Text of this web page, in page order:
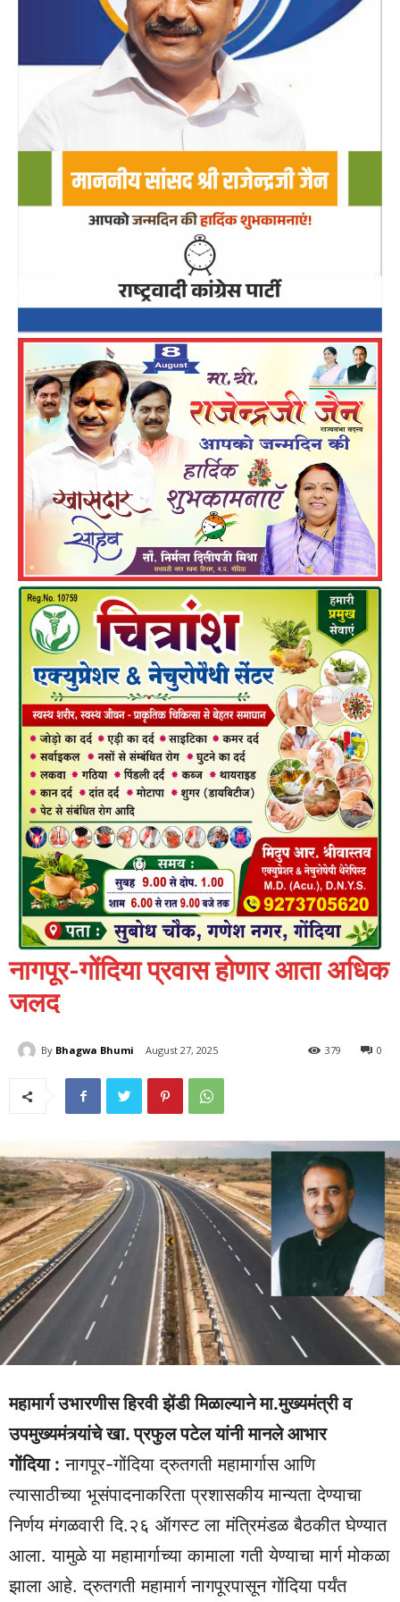
नागपूर-गोंदिया प्रवास होणार आता अधिक
जलद
By Bhagwa Bhumi August 27, 2025 0
379
महामार्ग उभारणीस हिरवी झेंडी मिळाल्याने मा.मुख्यमंत्री व
उपमुख्यमंत्र्यांचे खा. प्रफुल पटेल यांनी मानले आभार
गोंदिया : नागपूर-गोंदिया द्रुतगती महामार्गास आणि
त्यासाठीच्या भूसंपादनाकरिता प्रशासकीय मान्यता देण्याचा
निर्णय मंगळवारी दि.२६ ऑगस्ट ला मंत्रिमंडळ बैठकीत घेण्यात
आला. यामुळे या महामार्गाच्या कामाला गती येण्याचा मार्ग मोकळा
झाला आहे. द्रुतगती महामार्ग नागपूरपासून गोंदिया पर्यंत